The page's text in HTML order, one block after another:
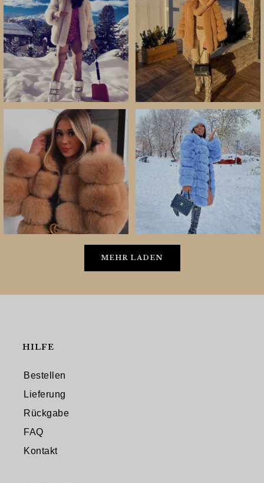
MEHR LADEN
HILFE
Bestellen
Lieferung
Rückgabe
FAQ
Kontakt